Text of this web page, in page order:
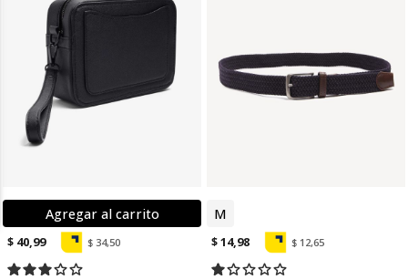
Agregar al carrito
$ 40,99 $ 34,50
M
$ 14,98 $ 12,65